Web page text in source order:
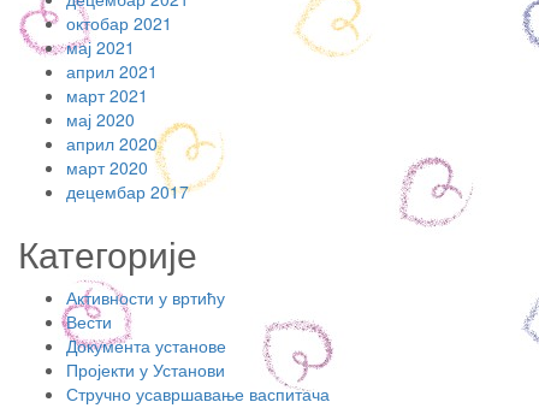
октобар 2021
мај 2021
април 2021
март 2021
мај 2020
април 2020
март 2020
децембар 2017
Категорије
Активности у вртићу
Вести
Документа установе
Пројекти у Установи
Стручно усавршавање васпитача